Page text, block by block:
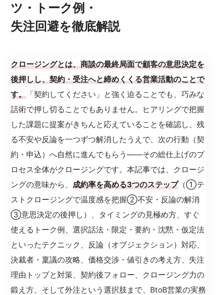
ツ・トーク例・
失注回避を徹底解説
クロージングとは、商談の最終局面で顧客の意思決定を
後押しし、契約・受注へと締めくくる営業活動のことで
す。 「契約してください」と強く迫ることでも、巧みな
話術で押し切ることでもありません。ヒアリングで把握
した課題に提案がきちんと応えていることを確認し、残
る不安や反論を一つずつ解消したうえで、次の行動（契
約・申込）へ自然に進んでもらう——その総仕上げのプ
ロセス全体がクロージングです。本記事では、クロージ
ングの意味から、成約率を高める3つのステップ（①テ
ストクロージングで温度感を把握②不安・反論の解消
③意思決定の後押し）、タイミングの見極め方、すぐ
使えるトーク例、選択話法・限定・要約・沈黙・仮定法
といったテクニック、反論（オブジェクション）対応、
決裁者・稟議の攻略、価格交渉・値引きの考え方、失注
理由トップと対策、契約後フォロー、クロージング力の
鍛え方、そして外注という選択肢まで、BtoB営業の実務